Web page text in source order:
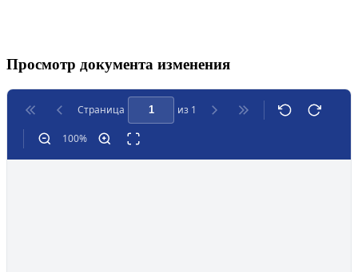
Просмотр документа изменения